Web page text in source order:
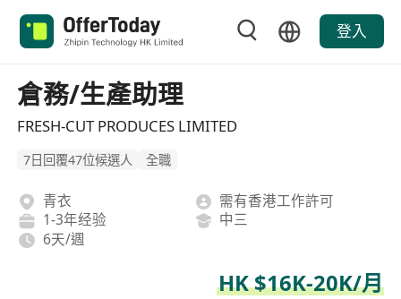
登入
倉務/生產助理
FRESH-CUT PRODUCES LIMITED
7日回覆47位候選人 全職
青衣
需有香港工作許可
1-3年经验
中三
6天/週
HK $16K-20K/月